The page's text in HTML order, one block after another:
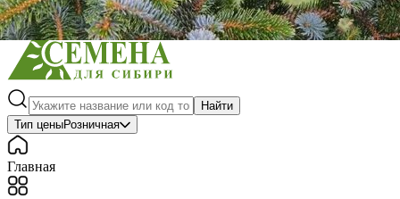
Обустройство сада, декор
Найти
Тип ценыРозничная
Главная